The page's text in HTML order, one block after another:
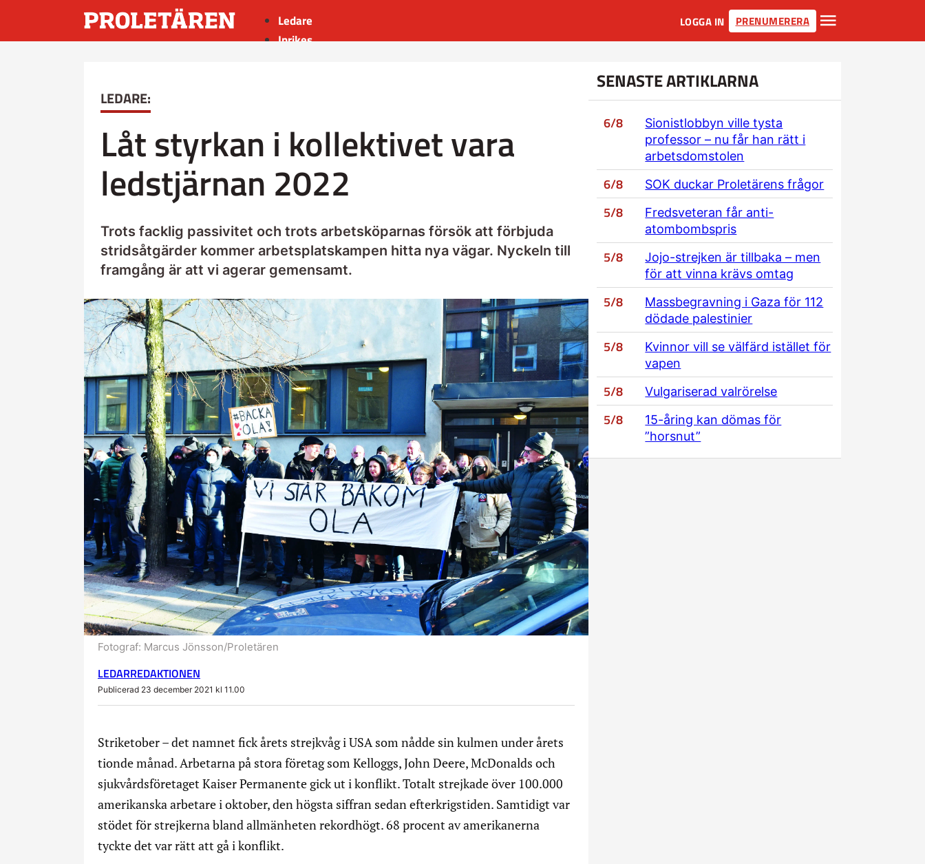
Ledare
Inrikes
LOGGA IN PRENUMERERA
LEDARE:
Låt styrkan i kollektivet vara
ledstjärnan 2022
Trots facklig passivitet och trots arbetsköparnas försök att förbjuda
stridsåtgärder kommer arbetsplatskampen hitta nya vägar. Nyckeln till
framgång är att vi agerar gemensamt.
Fotograf: Marcus Jönsson/Proletären
LEDARREDAKTIONEN
Publicerad 23 december 2021 kl 11.00
Striketober – det namnet fick årets strejkvåg i USA som nådde sin kulmen under årets
tionde månad. Arbetarna på stora företag som Kelloggs, John Deere, McDonalds och
sjukvårdsföretaget Kaiser Permanente gick ut i konflikt. Totalt strejkade över 100.000
amerikanska arbetare i oktober, den högsta siffran sedan efterkrigstiden. Samtidigt var
stödet för strejkerna bland allmänheten rekordhögt. 68 procent av amerikanerna
tyckte det var rätt att gå i konflikt.
SENASTE ARTIKLARNA
6/8
Sionistlobbyn ville tysta
professor – nu får han rätt i
arbetsdomstolen
6/8 SOK duckar Proletärens frågor
5/8
Fredsveteran får anti-
atombombspris
5/8
Jojo-strejken är tillbaka – men
för att vinna krävs omtag
5/8
Massbegravning i Gaza för 112
dödade palestinier
5/8
Kvinnor vill se välfärd istället för
vapen
5/8 Vulgariserad valrörelse
5/8
15-åring kan dömas för
”horsnut”